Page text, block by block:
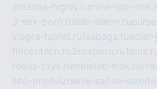
antenna-highly.ru mine-lab-
3-sex-porn.ruban-damn.ru
viagra-tablet.rufasbags.ruadler-
fincontech.ru3sexporn.ru
rebus-toys.ru minelab-msk.ru
seo-prodvizhenie-sajtov-